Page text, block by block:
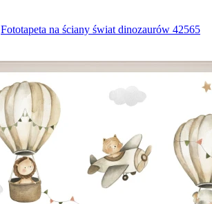
Fototapeta na ściany świat dinozaurów 42565